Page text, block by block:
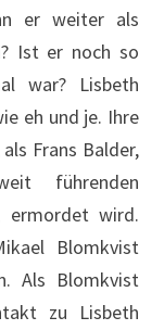
er weiter als
Ist er noch so
war? Lisbeth
eh und je. Ihre
Frans Balder,
für künstliche
Tod hatte
Balder auch
nimmt er die